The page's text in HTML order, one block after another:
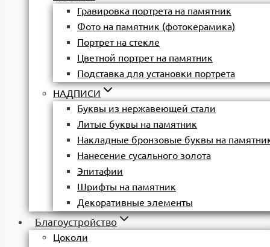
Гравировка портрета на памятник
Фото на памятник (фотокерамика)
Портрет на стекле
Цветной портрет на памятник
Подставка для установки портрета
НАДПИСИ
Буквы из нержавеющей стали
Литые буквы на памятник
Накладные бронзовые буквы на
Нанесение сусального золота
Эпитафии
Шрифты на памятник
Декоративные элементы
Благоустройство
Цоколи